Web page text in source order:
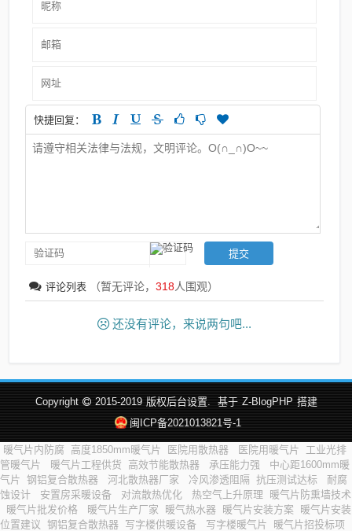
快捷回复：
评论列表 （暂无评论，318人围观）
还没有评论，来说两句吧...
Copyright 2015-2019 版权后台设置. 基于 Z-BlogPHP 搭建
闽ICP备2021013821号-1
暖气片内防腐 高度1850mm暖气片 医院用散热器 医院用暖气片
工业光排
管暖气片
暖气片工程供货 高效节能散热器 承压能力强
中心距1600mm暖
气片 钢铝复合散热器 河北散热器厂家 冷风渗透阻隔 抗压测试达标
耐腐
蚀设计
安置房采暖设备 对流散热优化 热空气上升原理
暖气片防熏墙技术
暖气片批发价格
暖气片生产厂家 暖气热水器 暖气片安装方案
暖气片安装
位置建议 钢铝复合散热器 写字楼供暖设备 写字楼暖气片 暖气片招投标项